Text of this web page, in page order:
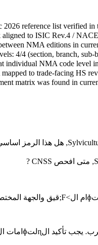
reference list verified in
to ISIC Rev.4 / NACE
NMA editions in
4/4 (section, branch, sub-
individual NMA code level in
mapped to trade-facing HS
matrix was found in